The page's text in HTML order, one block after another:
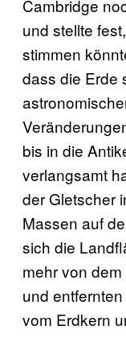
Cambridge
und stellte
stimmen
dass die Erde
bis in die
verlangsamt
der Gletscher
Massen auf
sich die
mehr von
und
vom Erdkern